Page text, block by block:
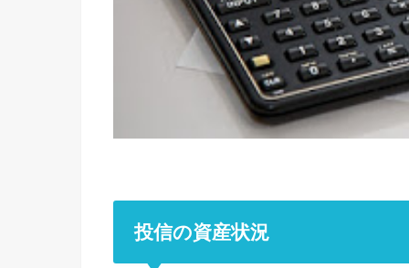
投信の資産状況